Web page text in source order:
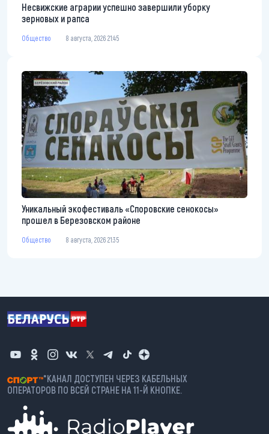
Несвижские аграрии успешно завершили уборку
зерновых и рапса
Общество 8 августа, 2026 21:45
Уникальный экофестиваль «Споровские сенокосы»
прошел в Березовском районе
Общество 8 августа, 2026 21:35
*КАНАЛ ДОСТУПЕН ЧЕРЕЗ КАБЕЛЬНЫХ
ОПЕРАТОРОВ ПО ВСЕЙ СТРАНЕ НА 11-Й КНОПКЕ.